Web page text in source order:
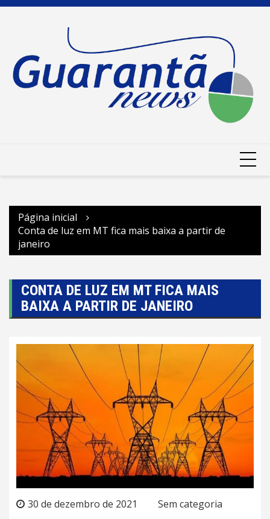
Ir
Página inicial
Conta de luz em MT fica mais baixa a partir de
janeiro
CONTA DE LUZ EM MT FICA MAIS
BAIXA A PARTIR DE JANEIRO
30 de dezembro de 2021
Sem categoria